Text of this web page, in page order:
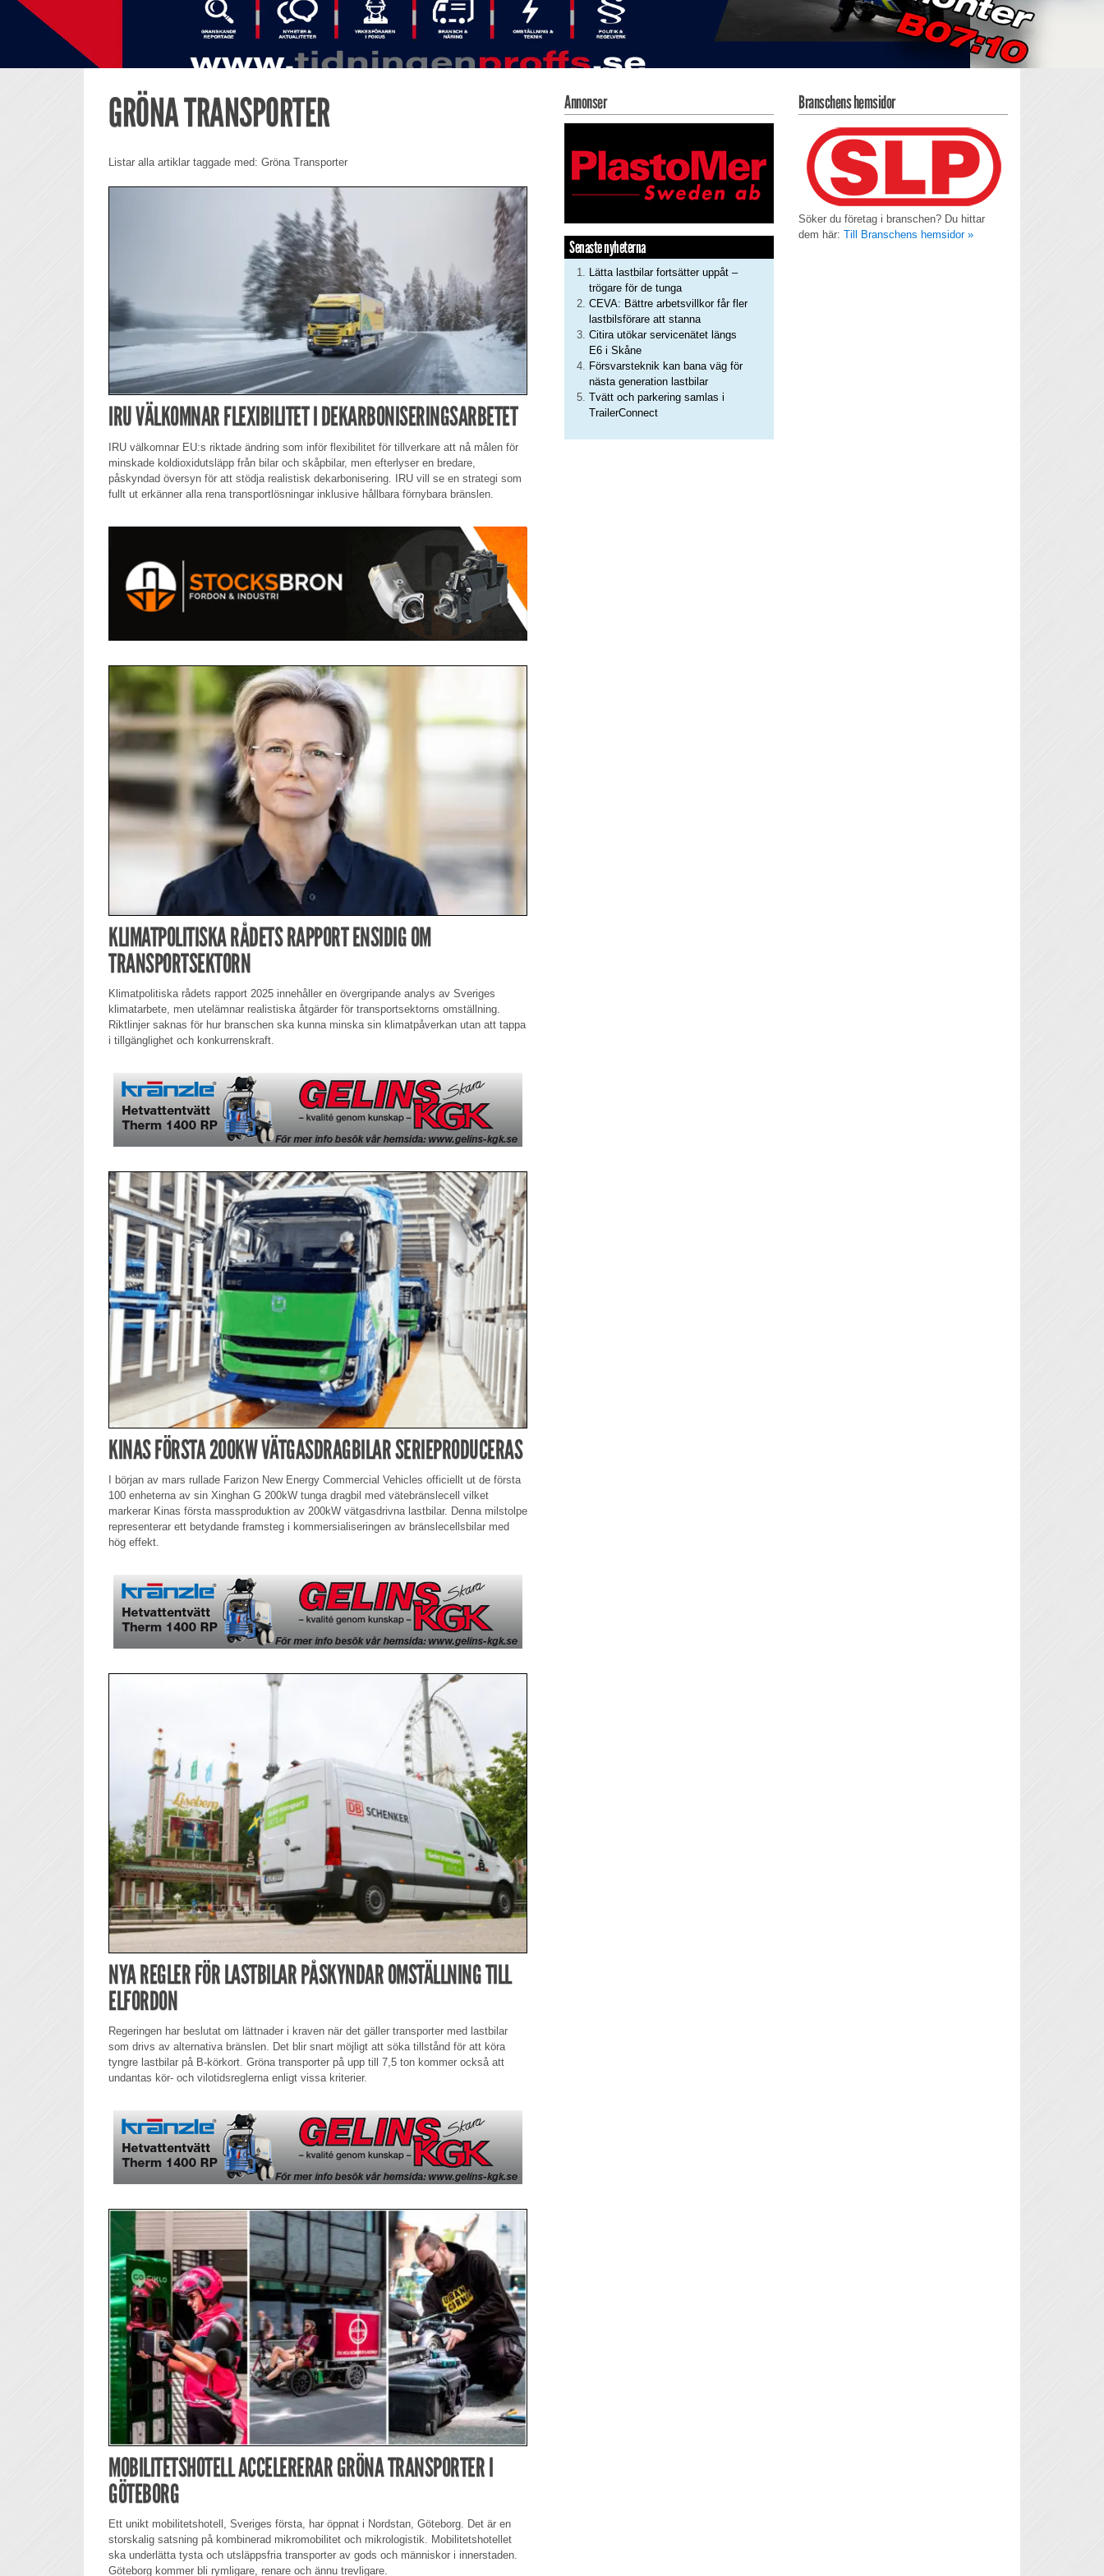
GRÖNA TRANSPORTER
Listar alla artiklar taggade med: Gröna Transporter
IRU VÄLKOMNAR FLEXIBILITET I DEKARBONISERINGSARBETET
IRU välkomnar EU:s riktade ändring som inför flexibilitet för tillverkare att nå målen för
minskade koldioxidutsläpp från bilar och skåpbilar, men efterlyser en bredare,
påskyndad översyn för att stödja realistisk dekarbonisering. IRU vill se en strategi som
fullt ut erkänner alla rena transportlösningar inklusive hållbara förnybara bränslen.
KLIMATPOLITISKA RÅDETS RAPPORT ENSIDIG OM
TRANSPORTSEKTORN
Klimatpolitiska rådets rapport 2025 innehåller en övergripande analys av Sveriges
klimatarbete, men utelämnar realistiska åtgärder för transportsektorns omställning.
Riktlinjer saknas för hur branschen ska kunna minska sin klimatpåverkan utan att tappa
i tillgänglighet och konkurrenskraft.
KINAS FÖRSTA 200KW VÄTGASDRAGBILAR SERIEPRODUCERAS
I början av mars rullade Farizon New Energy Commercial Vehicles officiellt ut de första
100 enheterna av sin Xinghan G 200kW tunga dragbil med vätebränslecell vilket
markerar Kinas första massproduktion av 200kW vätgasdrivna lastbilar. Denna milstolpe
representerar ett betydande framsteg i kommersialiseringen av bränslecellsbilar med
hög effekt.
NYA REGLER FÖR LASTBILAR PÅSKYNDAR OMSTÄLLNING TILL
ELFORDON
Regeringen har beslutat om lättnader i kraven när det gäller transporter med lastbilar
som drivs av alternativa bränslen. Det blir snart möjligt att söka tillstånd för att köra
tyngre lastbilar på B-körkort. Gröna transporter på upp till 7,5 ton kommer också att
undantas kör- och vilotidsreglerna enligt vissa kriterier.
MOBILITETSHOTELL ACCELERERAR GRÖNA TRANSPORTER I
GÖTEBORG
Ett unikt mobilitetshotell, Sveriges första, har öppnat i Nordstan, Göteborg. Det är en
storskalig satsning på kombinerad mikromobilitet och mikrologistik. Mobilitetshotellet
ska underlätta tysta och utsläppsfria transporter av gods och människor i innerstaden.
Göteborg kommer bli rymligare, renare och ännu trevligare.
Annonser
Senaste nyheterna
Lätta lastbilar fortsätter uppåt –
trögare för de tunga
CEVA: Bättre arbetsvillkor får fler
lastbilsförare att stanna
Citira utökar servicenätet längs
E6 i Skåne
Försvarsteknik kan bana väg för
nästa generation lastbilar
Tvätt och parkering samlas i
TrailerConnect
Branschens hemsidor
Söker du företag i branschen? Du hittar
dem här: Till Branschens hemsidor »